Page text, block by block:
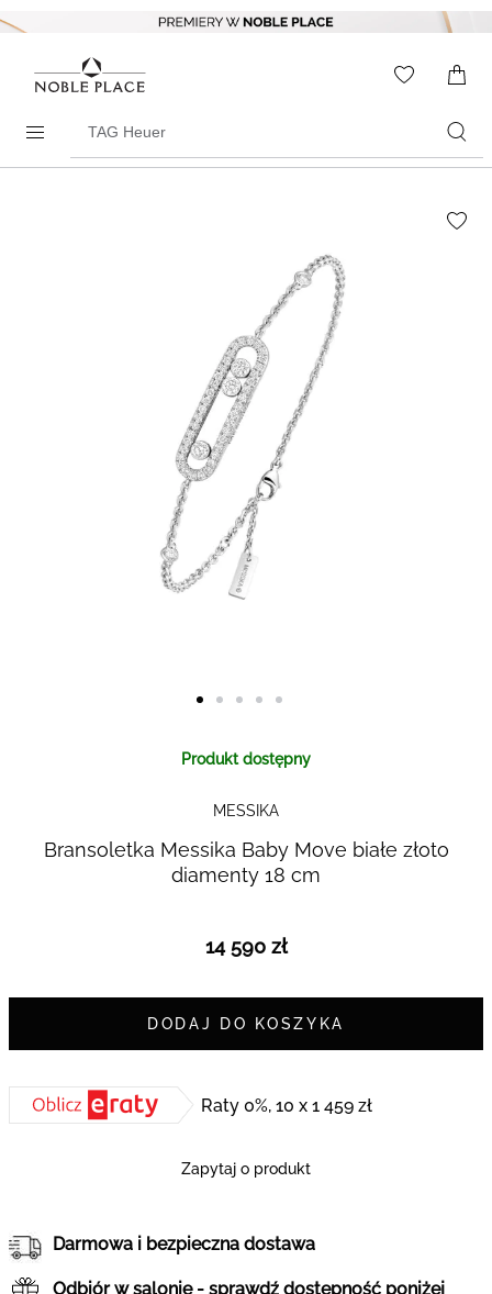
products
Produkt dostępny
MESSIKA
Bransoletka Messika Baby Move białe złoto
diamenty 18 cm
gallery
14 590 zł
DODAJ DO KOSZYKA
Raty 0%, 10 x 1 459 zł
Zapytaj o produkt
Darmowa i bezpieczna dostawa
Odbiór w salonie - sprawdź dostępność poniżej